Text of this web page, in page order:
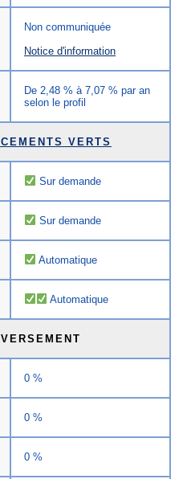
Non communiquée
Notice d'information
De 2,48 % à 7,07 % par an
selon le profil
VERTS
Sur demande
Sur demande
Automatique
Automatique
0 %
0 %
0 %